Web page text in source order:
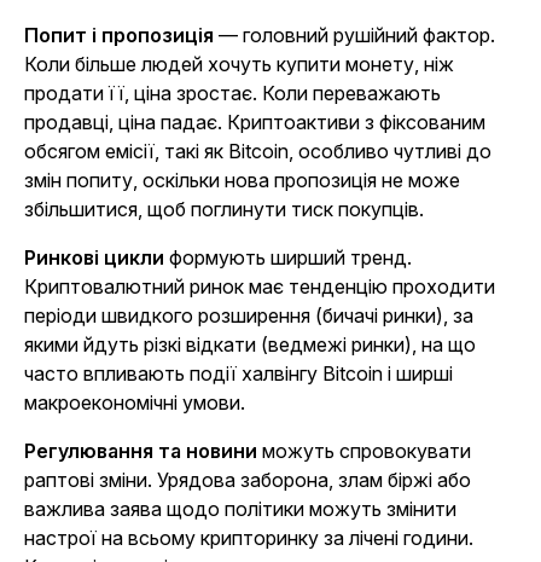
Попит і пропозиція — головний рушійний фактор.
Коли більше людей хочуть купити монету, ніж
продати її, ціна зростає. Коли переважають
продавці, ціна падає. Криптоактиви з фіксованим
обсягом емісії, такі як Bitcoin, особливо чутливі до
змін попиту, оскільки нова пропозиція не може
збільшитися, щоб поглинути тиск покупців.
Ринкові цикли формують ширший тренд.
Криптовалютний ринок має тенденцію проходити
періоди швидкого розширення (бичачі ринки), за
якими йдуть різкі відкати (ведмежі ринки), на що
часто впливають події халвінгу Bitcoin і ширші
макроекономічні умови.
Регулювання та новини можуть спровокувати
раптові зміни. Урядова заборона, злам біржі або
важлива заява щодо політики можуть змінити
настрої на всьому крипторинку за лічені години.